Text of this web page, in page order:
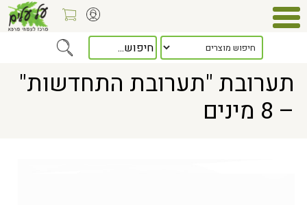
> תערובת "תערובת התחדשות" – 8 מינים
תערובת "תערובת התחדשות"
– 8 מינים